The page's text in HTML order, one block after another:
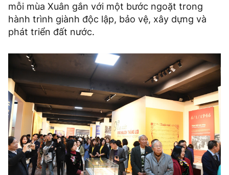
mỗi mùa Xuân gắn với một bước ngoặt trong
hành trình giành độc lập, bảo vệ, xây dựng và
phát triển đất nước.